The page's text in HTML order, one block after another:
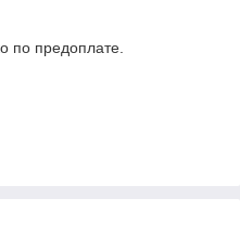
по предоплате.